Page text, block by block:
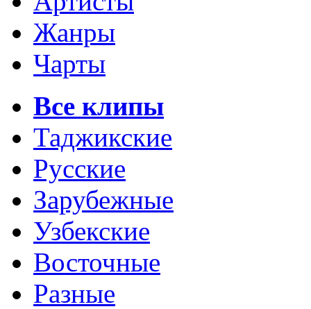
Жанры
Чарты
Все клипы
Таджикские
Русские
Зарубежные
Узбекские
Восточные
Разные